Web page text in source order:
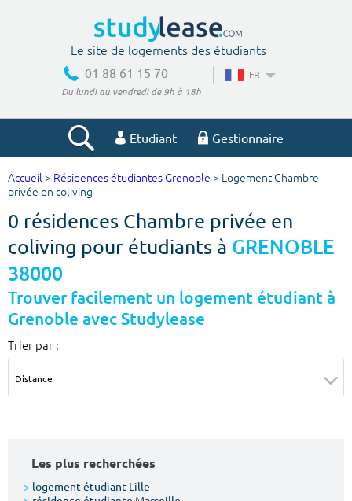
Le site de logements des étudiants
01 88 61 15 70
Du lundi au vendredi de 9h à 18h
FR
Etudiant Gestionnaire
Votre recherche
Ville, école
Budget min
€
Budget max
m² m²
Accueil > Résidences étudiantes Grenoble > Logement Chambre
privée en coliving
0 résidences Chambre privée en
coliving pour étudiants à GRENOBLE
38000
Trouver facilement un logement étudiant à
Grenoble avec Studylease
Trier par :
Les plus recherchées
> logement étudiant Lille